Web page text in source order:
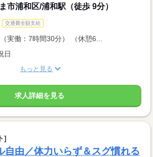
市浦和区/浦和駅（徒歩 9分）
交通費全額支給
実働：7時間30分） （休憩6...
日
もっと見る
求人詳細を見る
]
自由／体力いらず＆スグ慣れる